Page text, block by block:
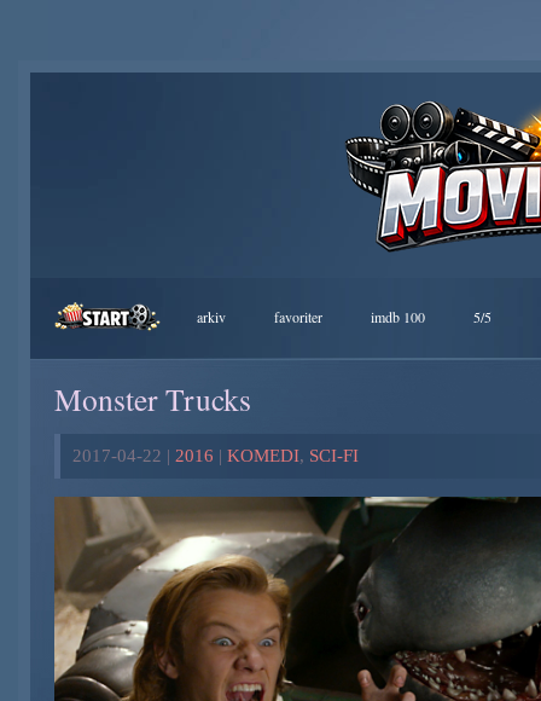
arkiv favoriter imdb 100 5/5
Monster Trucks
2017-04-22 | 2016 | KOMEDI, SCI-FI